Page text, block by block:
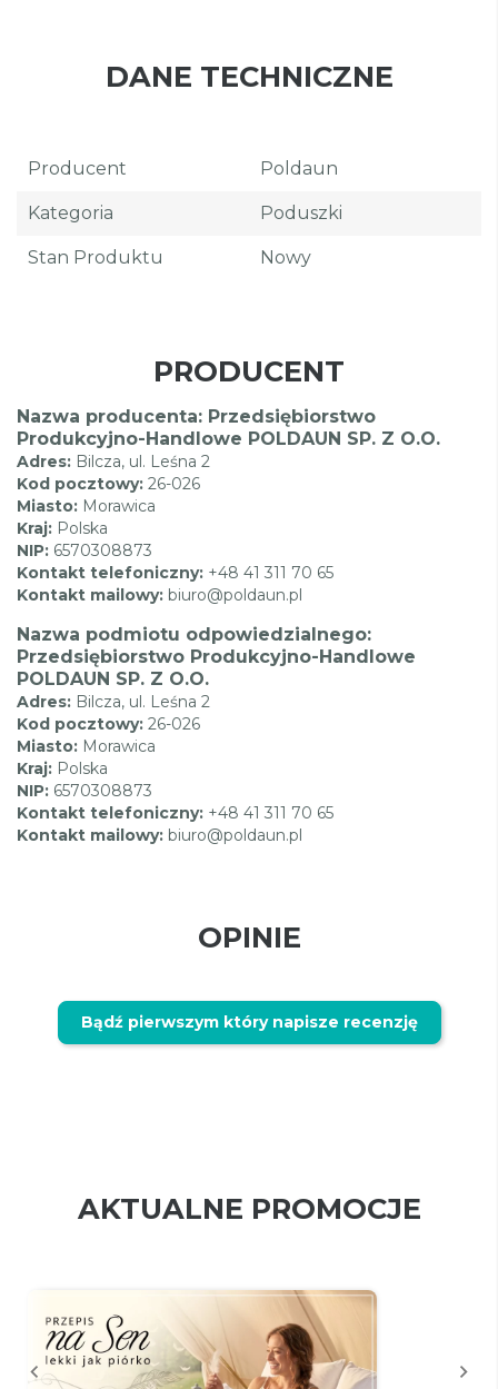
DANE TECHNICZNE
Producent Poldaun
Kategoria Poduszki
Stan Produktu Nowy
PRODUCENT
Nazwa producenta: Przedsiębiorstwo
Produkcyjno-Handlowe POLDAUN SP. Z O.O.
Adres: Bilcza, ul. Leśna 2
Kod pocztowy: 26-026
Miasto: Morawica
Kraj: Polska
NIP: 6570308873
Kontakt telefoniczny: +48 41 311 70 65
Kontakt mailowy: biuro@poldaun.pl
Nazwa podmiotu odpowiedzialnego:
Przedsiębiorstwo Produkcyjno-Handlowe
POLDAUN SP. Z O.O.
Adres: Bilcza, ul. Leśna 2
Kod pocztowy: 26-026
Miasto: Morawica
Kraj: Polska
NIP: 6570308873
Kontakt telefoniczny: +48 41 311 70 65
Kontakt mailowy: biuro@poldaun.pl
OPINIE
Bądź pierwszym który napisze recenzję
AKTUALNE PROMOCJE